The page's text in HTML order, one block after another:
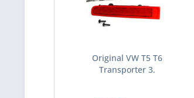
Original VW T5 T6
Transporter 3.